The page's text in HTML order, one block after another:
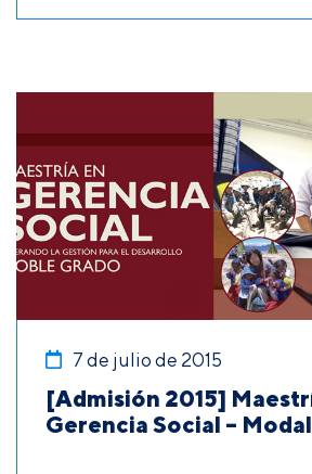
7 de julio de 2015
[Admisión 2015]
Gerencia Social –